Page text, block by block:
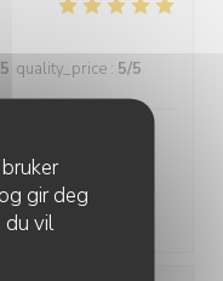
gir deg
du vil
quality_price : 5/5
d'habitude.
Nous